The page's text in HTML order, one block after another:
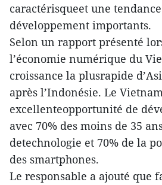
caractérisqueet une
développement importants.
Selon un rapport présenté
l’économie numérique du
croissance la plusrapide
après l’Indonésie. Le
excellenteopportunité de
avec 70% des moins de 35
detechnologie et 70% de la
des smartphones.
Le responsable a ajouté que